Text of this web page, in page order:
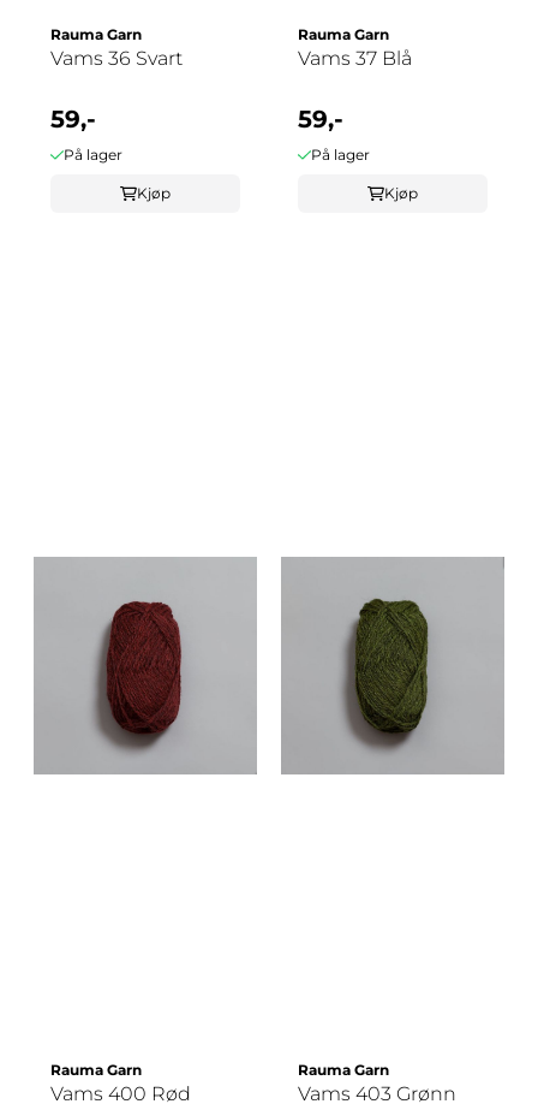
Rauma Garn
Vams 36 Svart
59,-
På lager
Kjøp
Rauma Garn
Vams 37 Blå
59,-
På lager
Kjøp
Rauma Garn
Vams 400 Rød
Rauma Garn
Vams 403 Grønn